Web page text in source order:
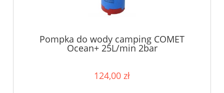
Pompka do wody camping COMET
Ocean+ 25L/min 2bar
124,00 zł